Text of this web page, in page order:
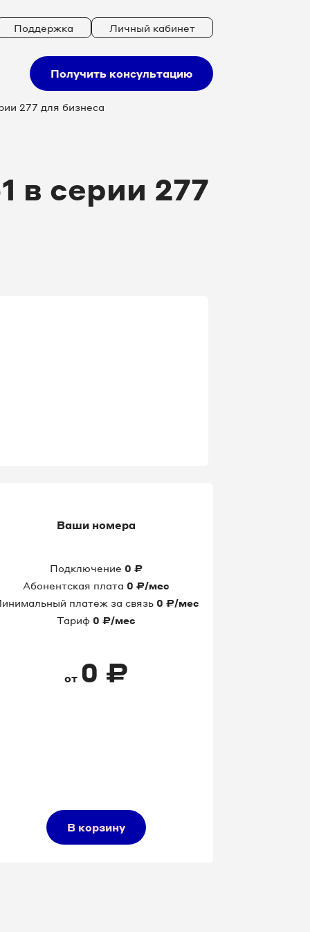
Поддержка Личный кабинет
Получить консультацию
277 для бизнеса
в серии 277
Ваши номера
Подключение 0 ₽
Абонентская плата 0 ₽/мес
платеж за связь 0 ₽/мес
Тариф 0 ₽/мес
от 0 ₽
В корзину